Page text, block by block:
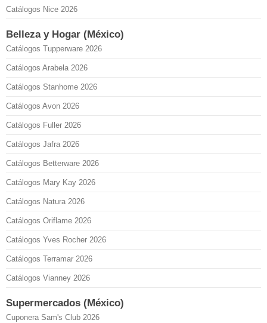
Catálogos Nice 2026
Belleza y Hogar (México)
Catálogos Tupperware 2026
Catálogos Arabela 2026
Catálogos Stanhome 2026
Catálogos Avon 2026
Catálogos Fuller 2026
Catálogos Jafra 2026
Catálogos Betterware 2026
Catálogos Mary Kay 2026
Catálogos Natura 2026
Catálogos Oriflame 2026
Catálogos Yves Rocher 2026
Catálogos Terramar 2026
Catálogos Vianney 2026
Supermercados (México)
Cuponera Sam's Club 2026